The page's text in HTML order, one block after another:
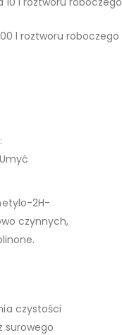
l roztworu roboczego
2H-
czynnych,
czystości
surowego